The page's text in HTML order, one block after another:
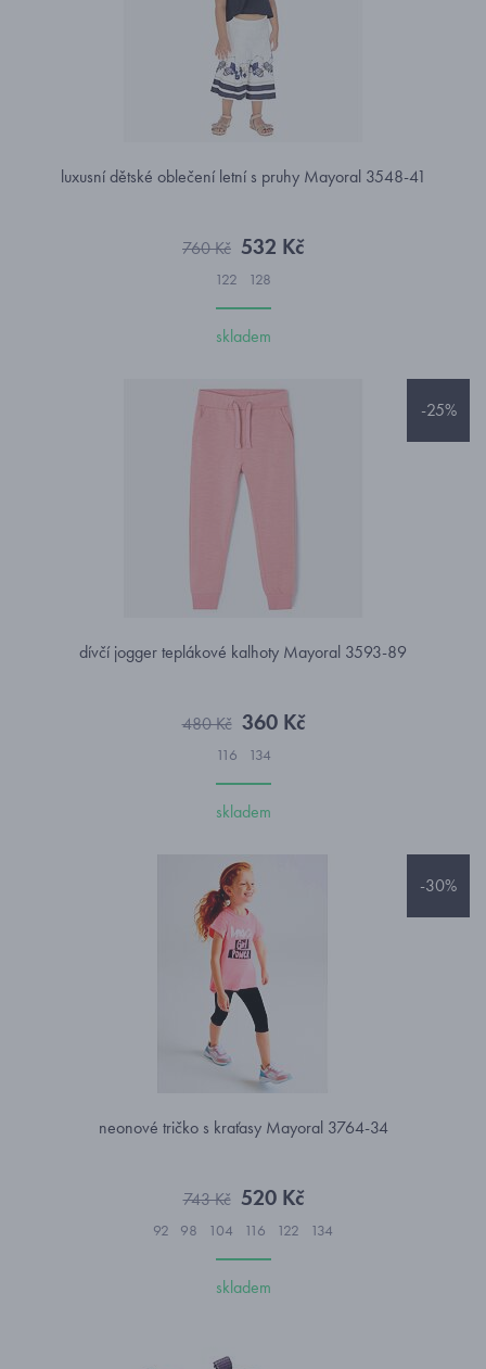
luxusní dětské oblečení letní s pruhy Mayoral 3548-41
760 Kč 532 Kč
122 128
skladem
-25%
dívčí jogger teplákové kalhoty Mayoral 3593-89
480 Kč 360 Kč
116 134
skladem
-30%
neonové tričko s kraťasy Mayoral 3764-34
743 Kč 520 Kč
92 98 104 116 122 134
skladem